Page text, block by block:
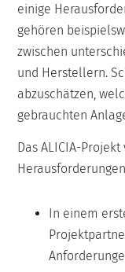
einige
gehören
zwischen
und Herstellern.
abzuschätzen,
gebrauchten
Das ALICIA-
In einem